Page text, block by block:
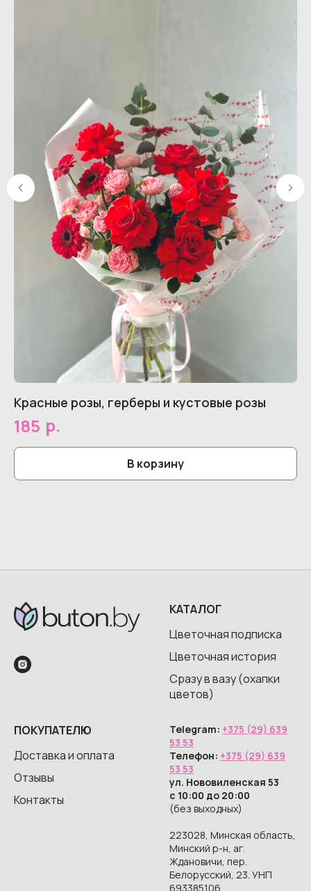
Красные розы, герберы и кустовые розы
185 р.
В корзину
КАТАЛОГ
Цветочная подписка
Цветочная история
Сразу в вазу (охапки
цветов)
ПОКУПАТЕЛЮ
Доставка и оплата
Отзывы
Контакты
Telegram: +375 (29) 639
53 53
Телефон: +375 (29) 639
53 53
ул. Нововиленская 53
с 10:00 до 20:00
(без выходных)
223028, Минская область,
Минский р-н, аг.
Ждановичи, пер.
Белорусский, 23. УНП
693385106,